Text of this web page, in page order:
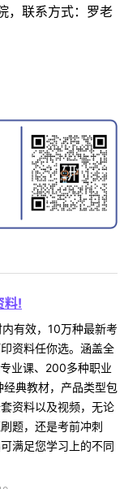
，联系方式：罗老
料!
有效，10万种最新考
资料任你选。涵盖全
业课、200多种职业
典教材，产品类型包
资料以及视频，无论
题，还是考前冲刺
满足您学习上的不同